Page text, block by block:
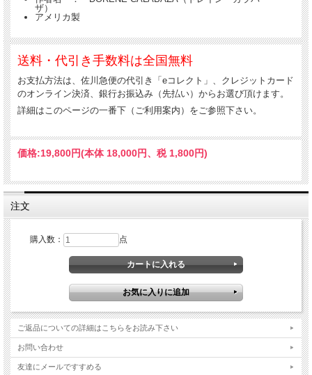
ザ）
アメリカ製
送料・代引き手数料は全国無料
お支払方法は、佐川急便の代引き「eコレクト」、クレジットカード
のオンライン決済、銀行お振込み（先払い）からお選び頂けます。
詳細はこのページの一番下（ご利用案内）をご参照下さい。
価格:19,800円(本体 18,000円、税 1,800円)
注文
購入数： 点
ご返品についての詳細はこちらをお読み下さい
お問い合わせ
友達にメールですすめる